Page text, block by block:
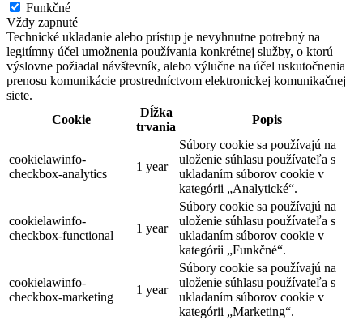
Funkčné
Vždy zapnuté
Technické ukladanie alebo prístup je nevyhnutne potrebný na
legitímny účel umožnenia používania konkrétnej služby, o ktorú
výslovne požiadal návštevník, alebo výlučne na účel uskutočnenia
prenosu komunikácie prostredníctvom elektronickej komunikačnej
siete.
Cookie
Dĺžka
trvania
Popis
cookielawinfo-
checkbox-analytics
1 year
Súbory cookie sa používajú na
uloženie súhlasu používateľa s
ukladaním súborov cookie v
kategórii „Analytické“.
cookielawinfo-
checkbox-functional
1 year
Súbory cookie sa používajú na
uloženie súhlasu používateľa s
ukladaním súborov cookie v
kategórii „Funkčné“.
cookielawinfo-
checkbox-marketing
1 year
Súbory cookie sa používajú na
uloženie súhlasu používateľa s
ukladaním súborov cookie v
kategórii „Marketing“.